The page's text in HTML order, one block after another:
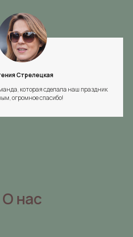
Стрелецкая
которая сделала наш праздник
огромное спасибо!
О нас